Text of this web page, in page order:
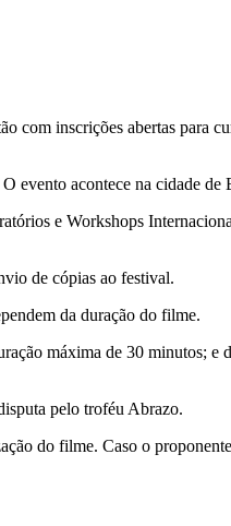
inscrições abertas para
evento acontece na cidade de
e Workshops
de cópias ao festival.
da duração do filme.
máxima de 30 minutos; e
pelo troféu Abrazo.
do filme. Caso o